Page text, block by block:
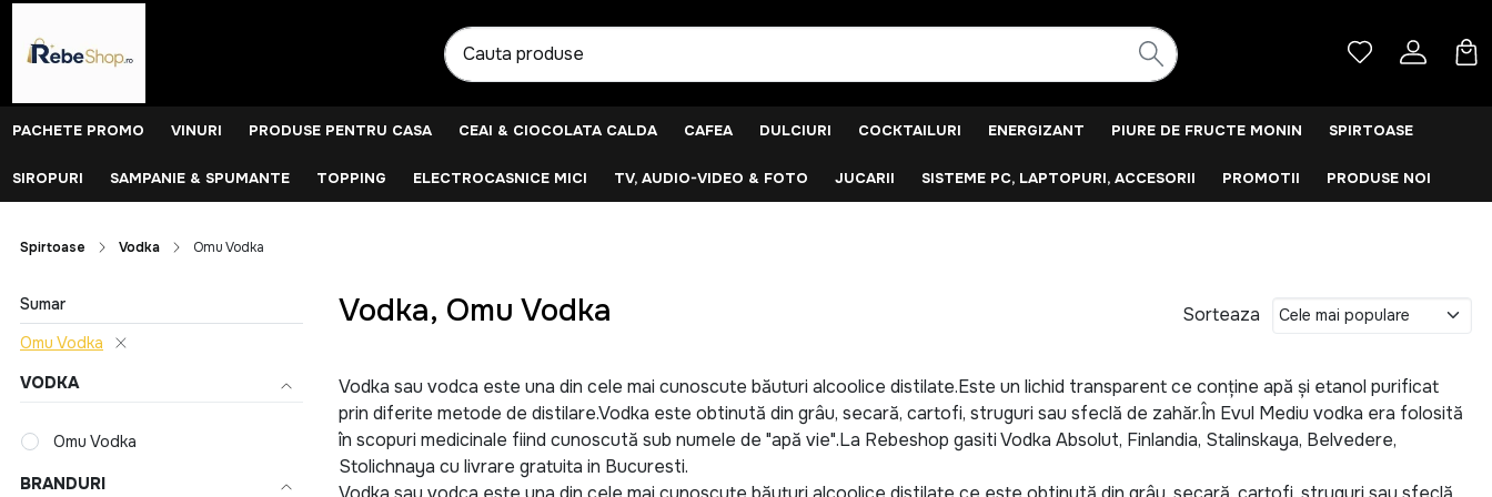
PACHETE PROMO VINURI PRODUSE PENTRU CASA CEAI & CIOCOLATA CALDA CAFEA DULCIURI COCKTAILURI ENERGIZANT PIURE DE FRUCTE MONIN SPIRTOASE
SIROPURI SAMPANIE & SPUMANTE TOPPING ELECTROCASNICE MICI TV, AUDIO-VIDEO & FOTO JUCARII SISTEME PC, LAPTOPURI, ACCESORII PROMOTII PRODUSE NOI
Spirtoase Vodka Omu Vodka
Sumar
Omu Vodka
VODKA
Omu Vodka
BRANDURI
Vodka, Omu Vodka Sorteaza
Vodka sau vodca este una din cele mai cunoscute băuturi alcoolice distilate.Este un lichid transparent ce conține apă și etanol purificat
prin diferite metode de distilare.Vodka este obtinută din grâu, secară, cartofi, struguri sau sfeclă de zahăr.În Evul Mediu vodka era folosită
în scopuri medicinale fiind cunoscută sub numele de "apă vie".La Rebeshop gasiti Vodka Absolut, Finlandia, Stalinskaya, Belvedere,
Stolichnaya cu livrare gratuita in Bucuresti.